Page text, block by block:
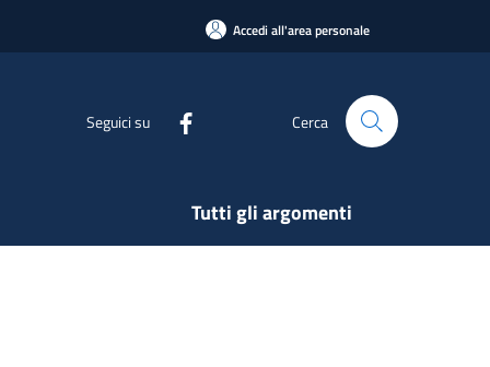
Accedi all'area personale
Seguici su Cerca
Tutti gli argomenti